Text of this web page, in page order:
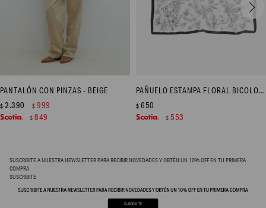
PANTALÓN CON PINZAS - BEIGE
$2.390 $ 999
$ 849
PAÑUELO ESTAMPA FLORAL BICOLOR - CRUDO
$ 650
$ 553
SUSCRIBITE A NUESTRA NEWSLETTER PARA RECIBIR NOVEDADES Y OBTÉN UN 10% OFF EN TU PRIMERA
COMPRA
SUSCRIBITE